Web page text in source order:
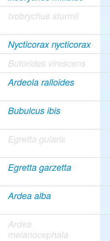
Ixobrychus sturmii
Nycticorax nycticorax
Butorides virescens
Ardeola ralloides
Bubulcus ibis
Egretta gularis
Egretta garzetta
Ardea alba
Ardea
melanocephala